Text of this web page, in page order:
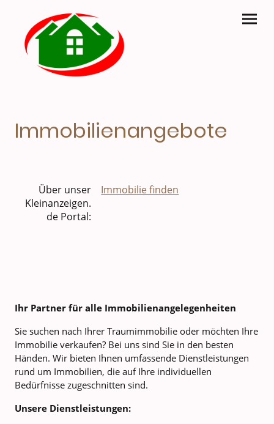
Immobilienangebote
Über unser
Kleinanzeigen.
de Portal:
Immobilie finden
Ihr Partner für alle Immobilienangelegenheiten
Sie suchen nach Ihrer Traumimmobilie oder möchten Ihre
Immobilie verkaufen? Bei uns sind Sie in den besten
Händen. Wir bieten Ihnen umfassende Dienstleistungen
rund um Immobilien, die auf Ihre individuellen
Bedürfnisse zugeschnitten sind.
Unsere Dienstleistungen: